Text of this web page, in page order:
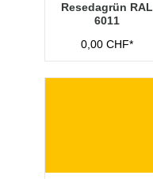
Resedagrün RAL
6011
0,00 CHF*